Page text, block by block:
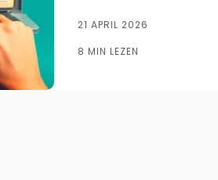
op
21 APRIL 2026
8 MIN LEZEN